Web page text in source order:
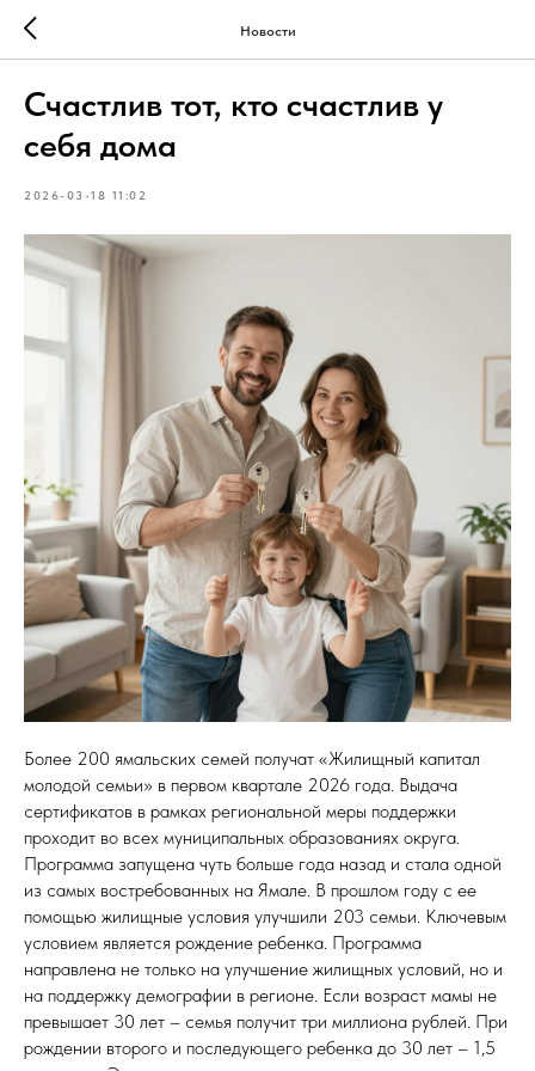
Новости
Счастлив тот, кто счастлив у
себя дома
2026-03-18 11:02
Более 200 ямальских семей получат «Жилищный капитал
молодой семьи» в первом квартале 2026 года. Выдача
сертификатов в рамках региональной меры поддержки
проходит во всех муниципальных образованиях округа.
Программа запущена чуть больше года назад и стала одной
из самых востребованных на Ямале. В прошлом году с ее
помощью жилищные условия улучшили 203 семьи. Ключевым
условием является рождение ребенка. Программа
направлена не только на улучшение жилищных условий, но и
на поддержку демографии в регионе. Если возраст мамы не
превышает 30 лет – семья получит три миллиона рублей. При
рождении второго и последующего ребенка до 30 лет – 1,5